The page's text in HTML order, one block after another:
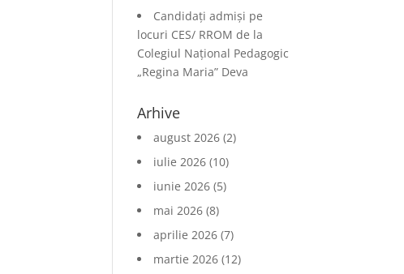
Candidați admiși pe
locuri CES/ RROM de la
Colegiul Național Pedagogic
„Regina Maria” Deva
Arhive
august 2026 (2)
iulie 2026 (10)
iunie 2026 (5)
mai 2026 (8)
aprilie 2026 (7)
martie 2026 (12)